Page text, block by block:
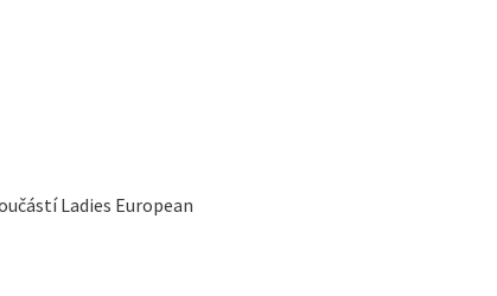
Ladies European